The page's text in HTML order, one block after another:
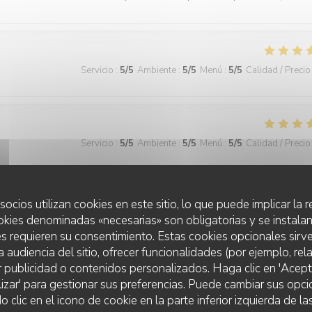
utilizan cookies en este sitio, lo que puede implicar la
denominadas «necesarias» son obligatorias y se
requieren su consentimiento. Estas cookies opcionales
audiencia del sitio, ofrecer funcionalidades (por ejemplo,
publicidad o contenidos personalizados. Haga clic en
para gestionar sus preferencias. Puede cambiar sus
clic en el icono de cookie en la parte inferior izquierda de
Servicio : 5/5 Ambiente : 5/5 Menú : 5/5 Calidad / Precio
Servicio : 5/5 Ambiente : 5/5 Menú : 5/5 Calidad / Precio
Servicio Ambiente /5 Menú 5 Calidad / Precio
battus. J'ai apprécié la créativité gustative offerte par l'entrée de